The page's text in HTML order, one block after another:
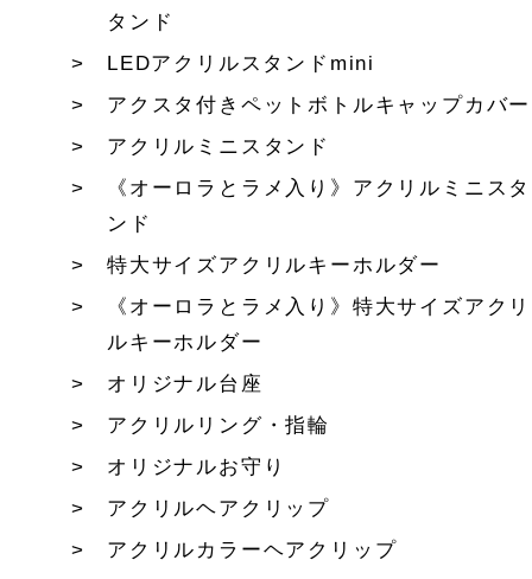
タンド
LEDアクリルスタンドmini
アクスタ付きペットボトルキャップカバー
アクリルミニスタンド
《オーロラとラメ入り》アクリルミニスタ
ンド
特大サイズアクリルキーホルダー
《オーロラとラメ入り》特大サイズアクリ
ルキーホルダー
オリジナル台座
アクリルリング・指輪
オリジナルお守り
アクリルヘアクリップ
アクリルカラーヘアクリップ